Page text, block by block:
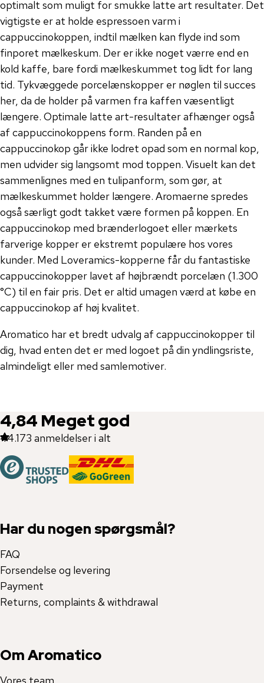
optimalt som muligt for smukke latte art resultater. Det
vigtigste er at holde espressoen varm i
cappuccinokoppen, indtil mælken kan flyde ind som
finporet mælkeskum. Der er ikke noget værre end en
kold kaffe, bare fordi mælkeskummet tog lidt for lang
tid. Tykvæggede porcelænskopper er nøglen til succes
her, da de holder på varmen fra kaffen væsentligt
længere. Optimale latte art-resultater afhænger også
af cappuccinokoppens form. Randen på en
cappuccinokop går ikke lodret opad som en normal kop,
men udvider sig langsomt mod toppen. Visuelt kan det
sammenlignes med en tulipanform, som gør, at
mælkeskummet holder længere. Aromaerne spredes
også særligt godt takket være formen på koppen. En
cappuccinokop med brænderlogoet eller mærkets
farverige kopper er ekstremt populære hos vores
kunder. Med Loveramics-kopperne får du fantastiske
cappuccinokopper lavet af højbrændt porcelæn (1.300
°C) til en fair pris. Det er altid umagen værd at købe en
cappuccinokop af høj kvalitet.
Aromatico har et bredt udvalg af cappuccinokopper til
dig, hvad enten det er med logoet på din yndlingsriste,
almindeligt eller med samlemotiver.
4,84 Meget god
44.173 anmeldelser i alt
Har du nogen spørgsmål?
FAQ
Forsendelse og levering
Payment
Returns, complaints & withdrawal
Om Aromatico